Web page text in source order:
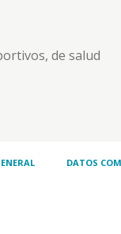
de salud
y
DATOS